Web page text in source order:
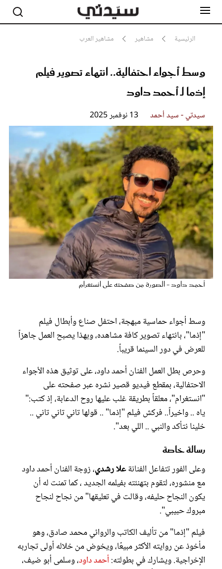
الرئيسية مشاهير مشاهير العرب
وسط أجواء احتفالية.. انتهاء تصوير فيلم
إذما لـ أحمد داود
سيدتي - سيد أحمد 13 نوفمبر 2025
أحمد داود - الصورة من صفحته على انستغرام
وسط أجواء حماسية مبهجة، احتفل صناع وأبطال فيلم
"إذما"، بانتهاء تصوير كافة مشاهده، وبهذا يصبح العمل جاهزاً
للعرض في دور السينما قريباً.
وحرص بطل العمل الفنان أحمد داود، على توثيق هذه الأجواء
الاحتفالية، بمقطع فيديو قصير نشره عبر صفحته على
"انستغرام"، معلقاً بطريقة غلب عليها روح الدعابة، إذ كتب:"
ياه .. واخيراً.. فركش فيلم "إذما" .. قولها تاني تاني تاني ..
خلينا نتأكد والنبي .. اللي بعد".
رسالة خاصة
وعلى الفور تتفاعل الفنانةعلا رشدي، زوجة الفنان أحمد داود
مع منشوره، لتقوم بتهنئته بفيلمه الجديد ، كما تمنت له أن
يكون النجاح حليفه، وقالت في تعليقها" من نجاح لنجاح
مبروك حبيبي".
فيلم "إذما" من تأليف الكاتب والروائي محمد صادق، وهو
مأخوذ عن روايته الأكثر مبيعًا، ويخوض من خلاله أولى تجاربه
الإخراجية. ويشارك في بطولته:أحمد داود، وسلمى أبو ضيف،
مشاهير
جمال
سيدتي وطفلك
لايف ستايل
بلس+
فيديو
مطبخ سيدتي
مقالات الرأي
ستايل
تقارير
عروس سيدتي
مجلة سيدتي
غلاف رفمي